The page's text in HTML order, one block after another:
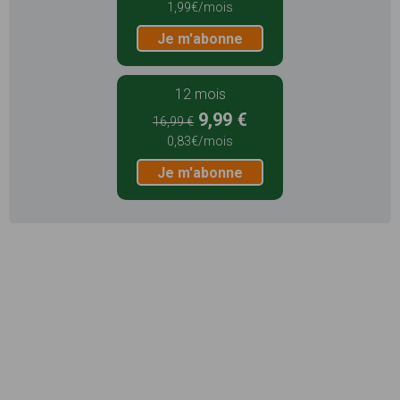
1,99€/mois
Je m'abonne
12 mois
16,99 € 9,99 €
0,83€/mois
Je m'abonne